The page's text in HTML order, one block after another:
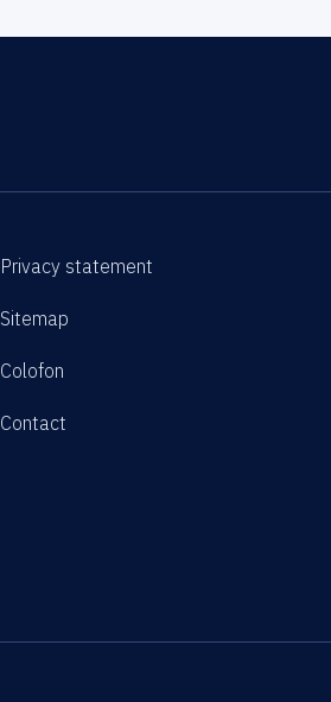
Privacy statement
Sitemap
Colofon
Contact